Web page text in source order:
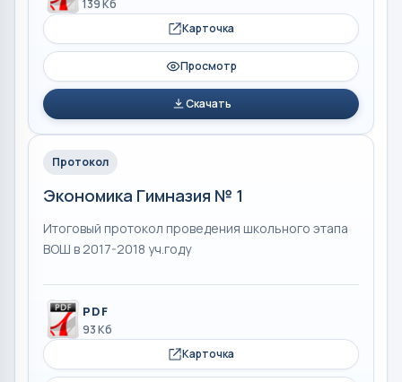
139 Кб
Карточка
Просмотр
Скачать
Протокол
Экономика Гимназия № 1
Итоговый протокол проведения школьного этапа
ВОШ в 2017-2018 уч.году
PDF
93 Кб
Карточка